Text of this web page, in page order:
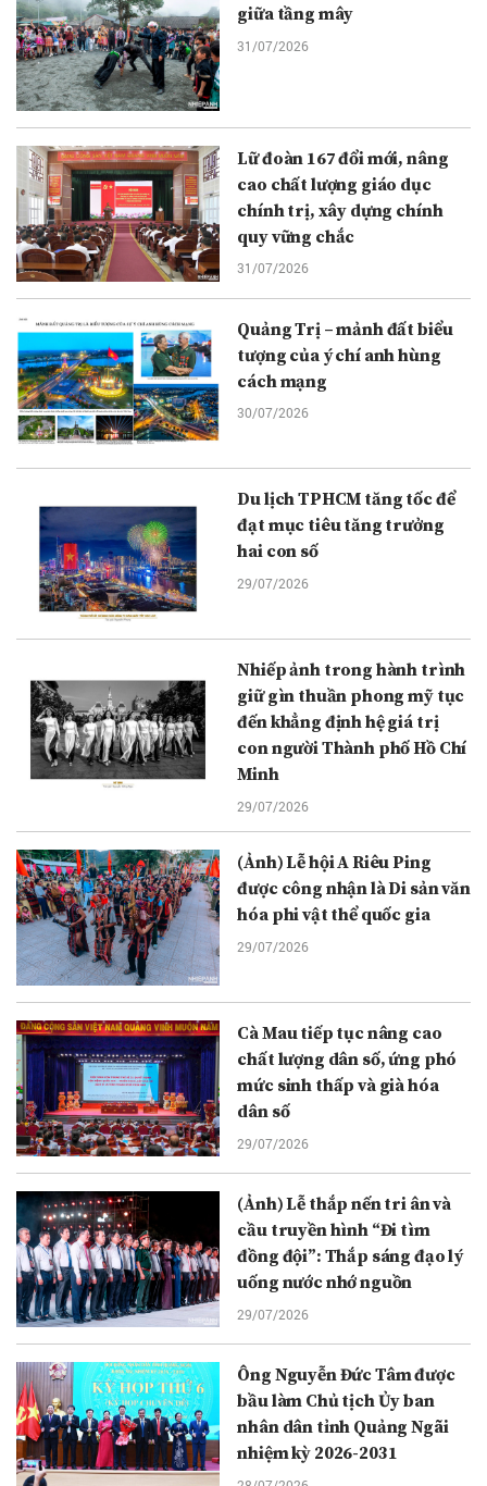
giữa tầng mây
31/07/2026
Lữ đoàn 167 đổi mới, nâng
cao chất lượng giáo dục
chính trị, xây dựng chính
quy vững chắc
31/07/2026
Quảng Trị – mảnh đất biểu
tượng của ý chí anh hùng
cách mạng
30/07/2026
Du lịch TPHCM tăng tốc để
đạt mục tiêu tăng trưởng
hai con số
29/07/2026
Nhiếp ảnh trong hành trình
giữ gìn thuần phong mỹ tục
đến khẳng định hệ giá trị
con người Thành phố Hồ Chí
Minh
29/07/2026
(Ảnh) Lễ hội A Riêu Ping
được công nhận là Di sản văn
hóa phi vật thể quốc gia
29/07/2026
Cà Mau tiếp tục nâng cao
chất lượng dân số, ứng phó
mức sinh thấp và già hóa
dân số
29/07/2026
(Ảnh) Lễ thắp nến tri ân và
cầu truyền hình “Đi tìm
đồng đội”: Thắp sáng đạo lý
uống nước nhớ nguồn
29/07/2026
Ông Nguyễn Đức Tâm được
bầu làm Chủ tịch Ủy ban
nhân dân tỉnh Quảng Ngãi
nhiệm kỳ 2026-2031